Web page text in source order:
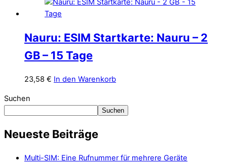
Nauru: ESIM Startkarte: Nauru – 2
GB – 15 Tage
23,58 € In den Warenkorb
Suchen
Suchen
Neueste Beiträge
Multi-SIM: Eine Rufnummer für mehrere Geräte